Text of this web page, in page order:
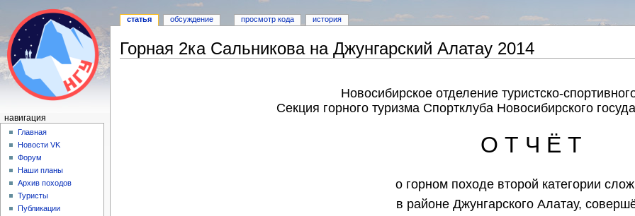
Горная 2ка Сальникова на Джунгарский Алатау 2014
Новосибирское отделение туристско-
Секция горного туризма Спортклуба Новосибирского
О Т Ч Ё Т
о горном походе второй категории
в районе Джунгарского Алатау,
Н
статья обсуждение просмотр кода история
навигация
Главная
Новости VK
Форум
Наши планы
Архив походов
Туристы
Публикации